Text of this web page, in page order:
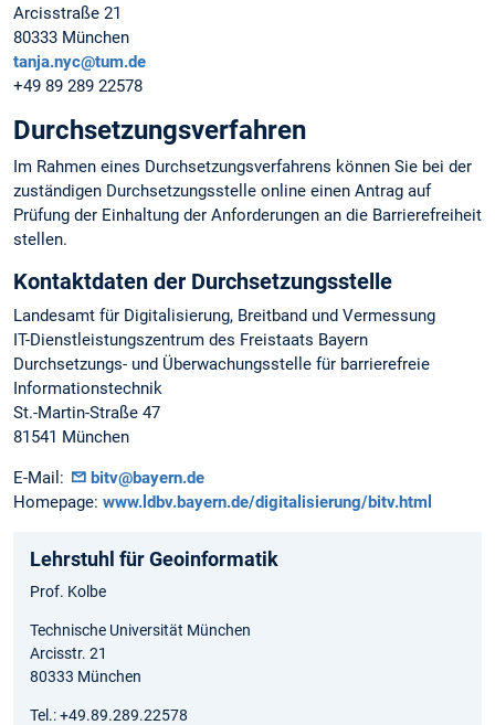
Arcisstraße 21
80333 München
tanja.nyc@tum.de
+49 89 289 22578
Durchsetzungsverfahren
Im Rahmen eines Durchsetzungsverfahrens können Sie bei der
zuständigen Durchsetzungsstelle online einen Antrag auf
Prüfung der Einhaltung der Anforderungen an die Barrierefreiheit
stellen.
Kontaktdaten der Durchsetzungsstelle
Landesamt für Digitalisierung, Breitband und Vermessung
IT-Dienstleistungszentrum des Freistaats Bayern
Durchsetzungs- und Überwachungsstelle für barrierefreie
Informationstechnik
St.-Martin-Straße 47
81541 München
E-Mail:
bitv@bayern.de
Homepage: www.ldbv.bayern.de/digitalisierung/bitv.html
Lehrstuhl für Geoinformatik
Prof. Kolbe
Technische Universität München
Arcisstr. 21
80333 München
Tel.: +49.89.289.22578